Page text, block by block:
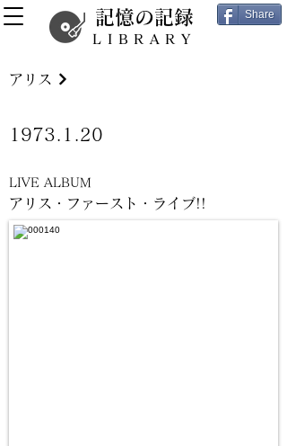
記憶の記録
LIBRARY
Share
アリス・ファースト・ライブ!!
アリス
1973.1.20
LIVE ALBUM